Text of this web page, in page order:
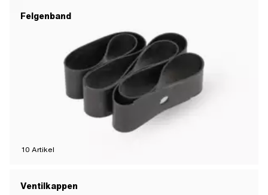
Felgenband
10 Artikel
Ventilkappen